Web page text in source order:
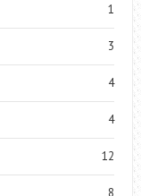
1
3
4
4
12
8